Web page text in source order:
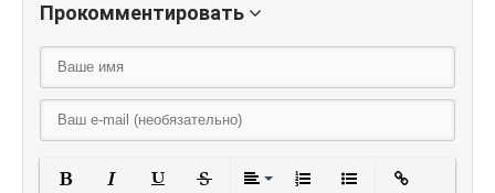
Прокомментировать